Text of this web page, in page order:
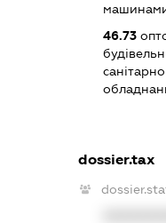
46.73
dossier.tax